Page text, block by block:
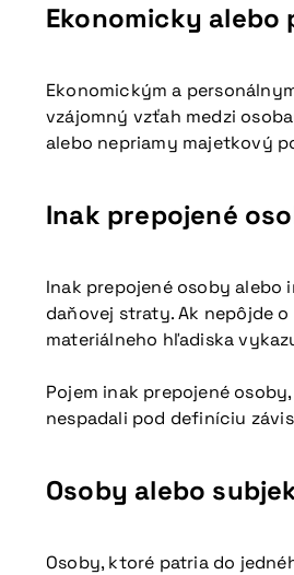
Ekonomicky alebo
Ekonomickým a
vzájomný vzťah medzi
alebo nepriamy majetkový
Inak prepojené
Inak prepojené osoby alebo
daňovej straty. Ak nepôjde
materiálneho hľadiska
Pojem inak prepojené
nespadali pod definíciu
Osoby alebo
Osoby, ktoré patria do